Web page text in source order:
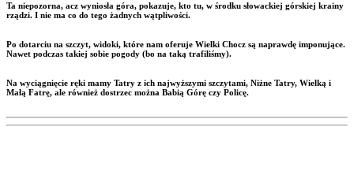
Ta niepozorna, acz wyniosła góra, pokazuje, kto tu, w środku słowackiej górskiej krainy
rządzi. I nie ma co do tego żadnych wątpliwości.
Po dotarciu na szczyt, widoki, które nam oferuje Wielki Chocz są naprawdę imponujące.
Nawet podczas takiej sobie pogody (bo na taką trafiliśmy).
Na wyciągnięcie ręki mamy Tatry z ich najwyższymi szczytami, Niżne Tatry, Wielką i
Małą Fatrę, ale również dostrzec można Babią Górę czy Policę.